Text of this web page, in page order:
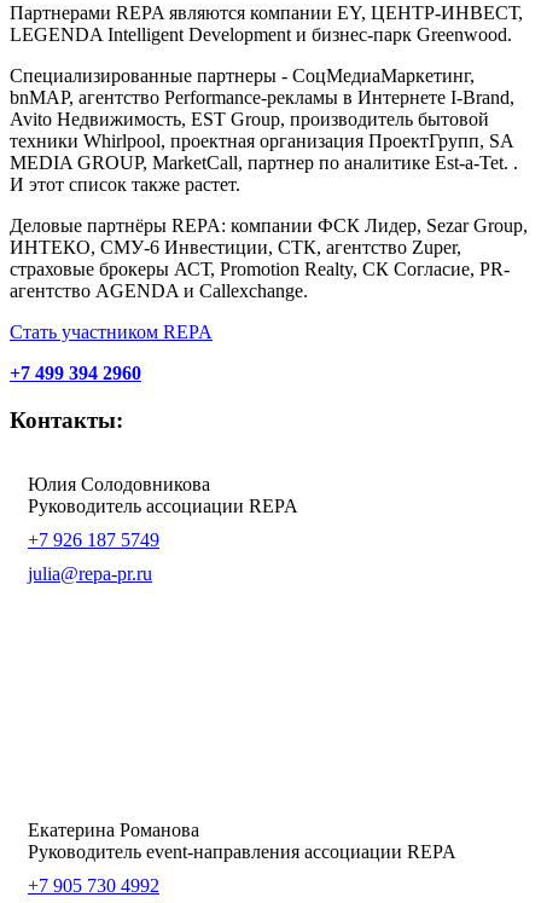
Партнерами REPA являются компании EY, ЦЕНТР-ИНВЕСТ,
LEGENDA Intelligent Development и бизнес-парк Greenwood.
Специализированные партнеры - СоцМедиаМаркетинг,
bnMAP, агентство Performance-рекламы в Интернете I-Brand,
Avito Недвижимость, EST Group, производитель бытовой
техники Whirlpool, проектная организация ПроектГрупп, SA
MEDIA GROUP, MarketCall, партнер по аналитике Est-a-Tet. .
И этот список также растет.
Деловые партнёры REPA: компании ФСК Лидер, Sezar Group,
ИНТЕКО, СМУ-6 Инвестиции, СТК, агентство Zuper,
страховые брокеры АСТ, Promotion Realty, СК Согласие, PR-
агентство AGENDA и Callexchange.
Стать участником REPA
+7 499 394 2960
Контакты:
Юлия Солодовникова
Руководитель ассоциации REPA
+7 926 187 5749
julia@repa-pr.ru
Екатерина Романова
Руководитель event-направления ассоциации REPA
+7 905 730 4992